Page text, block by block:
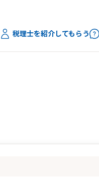
税理士を紹介してもらう